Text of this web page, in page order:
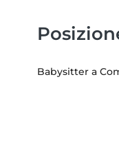
Babysitter a